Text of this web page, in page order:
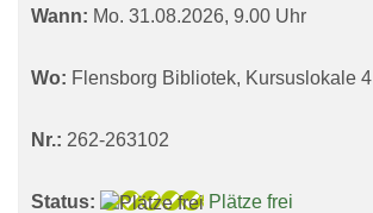
Wann: Mo. 31.08.2026, 9.00 Uhr
Wo: Flensborg Bibliotek, Kursuslokale 4
Nr.: 262-263102
Status: Plätze frei